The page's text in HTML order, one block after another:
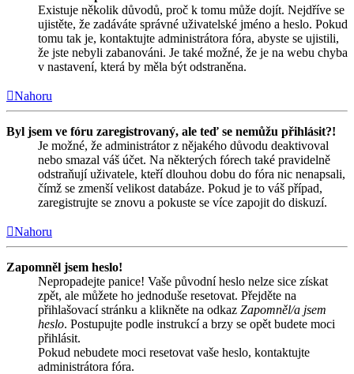
Existuje několik důvodů, proč k tomu může dojít. Nejdříve se
ujistěte, že zadáváte správné uživatelské jméno a heslo. Pokud
tomu tak je, kontaktujte administrátora fóra, abyste se ujistili,
že jste nebyli zabanováni. Je také možné, že je na webu chyba
v nastavení, která by měla být odstraněna.
Nahoru
Byl jsem ve fóru zaregistrovaný, ale teď se nemůžu přihlásit?!
Je možné, že administrátor z nějakého důvodu deaktivoval
nebo smazal váš účet. Na některých fórech také pravidelně
odstraňují uživatele, kteří dlouhou dobu do fóra nic nenapsali,
čímž se zmenší velikost databáze. Pokud je to váš případ,
zaregistrujte se znovu a pokuste se více zapojit do diskuzí.
Nahoru
Zapomněl jsem heslo!
Nepropadejte panice! Vaše původní heslo nelze sice získat
zpět, ale můžete ho jednoduše resetovat. Přejděte na
přihlašovací stránku a klikněte na odkaz Zapomněl/a jsem
heslo. Postupujte podle instrukcí a brzy se opět budete moci
přihlásit.
Pokud nebudete moci resetovat vaše heslo, kontaktujte
administrátora fóra.